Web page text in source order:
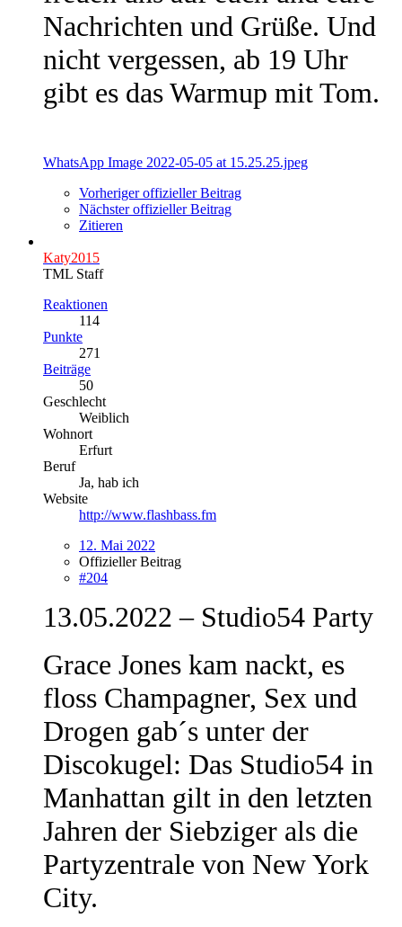
Nachrichten und Grüße. Und
nicht vergessen, ab 19 Uhr
gibt es das Warmup mit Tom.
WhatsApp Image 2022-05-05 at 15.25.25.jpeg
Vorheriger offizieller Beitrag
Nächster offizieller Beitrag
Zitieren
Katy2015
TML Staff
Reaktionen
114
Punkte
271
Beiträge
50
Geschlecht
Weiblich
Wohnort
Erfurt
Beruf
Ja, hab ich
Website
http://www.flashbass.fm
12. Mai 2022
Offizieller Beitrag
#204
13.05.2022 – Studio54 Party
Grace Jones kam nackt, es
floss Champagner, Sex und
Drogen gab´s unter der
Discokugel: Das Studio54 in
Manhattan gilt in den letzten
Jahren der Siebziger als die
Partyzentrale von New York
City.